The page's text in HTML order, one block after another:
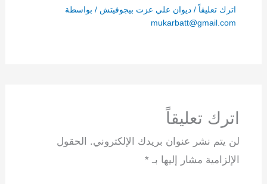
اترك تعليقاً / ديوان علي عزت بيجوفيتش / بواسطة
mukarbatt@gmail.com
اترك تعليقاً
لن يتم نشر عنوان بريدك الإلكتروني.
الحقول
الإلزامية مشار إليها بـ *